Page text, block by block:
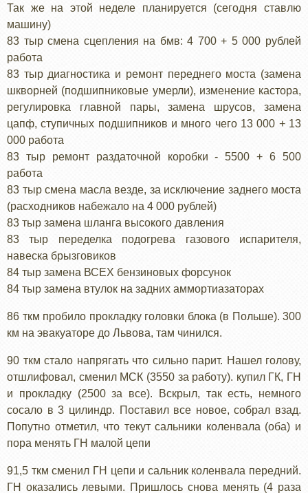
Так же на этой неделе планируется (сегодня ставлю
машину)
83 тыр смена сцепления на бмв: 4 700 + 5 000 рублей
работа
83 тыр диагностика и ремонт переднего моста (замена
шкворней (подшипниковые умерли), изменение кастора,
регулировка главной пары, замена шрусов, замена
цапф, ступичных подшипников и много чего 13 000 + 13
000 работа
83 тыр ремонт раздаточной коробки - 5500 + 6 500
работа
83 тыр смена масла везде, за исключение заднего моста
(расходников набежало на 4 000 рублей)
83 тыр замена шланга высокого давления
83 тыр переделка подогрева газового испарителя,
навеска брызговиков
84 тыр замена ВСЕХ бензиновых форсунок
84 тыр замена втулок на задних аммортиазаторах
86 ткм пробило прокладку головки блока (в Польше). 300
км на эвакуаторе до Львова, там чинился.
90 ткм стало напрягать что сильно парит. Нашел голову,
отшлифовал, сменил МСК (3550 за работу). купил ГК, ГН
и прокладку (2500 за все). Вскрыл, так есть, немного
сосало в 3 цилиндр. Поставил все новое, собрал взад.
Попутно отметил, что текут сальники коленвала (оба) и
пора менять ГН малой цепи
91,5 ткм сменил ГН цепи и сальник коленвала передний.
ГН оказались левыми. Пришлось снова менять (4 раза